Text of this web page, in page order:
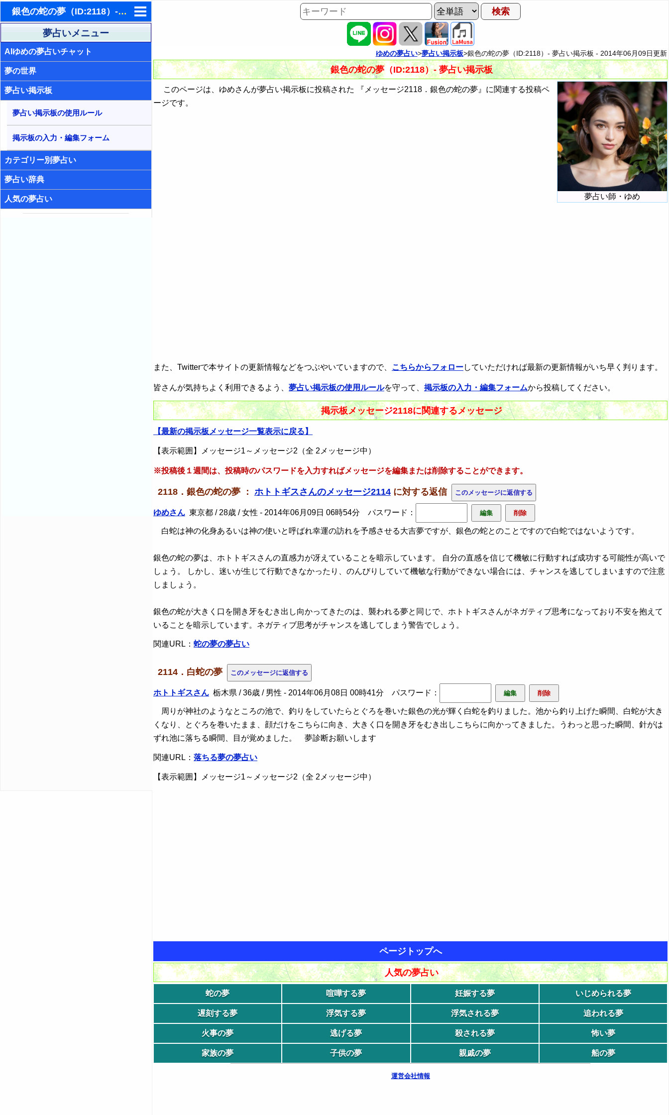
銀色の蛇の夢（ID:2118）- 夢占い掲示板
東洋・西洋占星術
ホラリー占星術
手相占いで未来診断
タロットカードで無料占い
命名の姓名判断
飛星派風水で住宅開運
男と女の心理学と心理テスト
夢占いメニュー
AIゆめの夢占いチャット
夢の世界
夢占い掲示板
夢占い掲示板の使用ルール
掲示板の入力・編集フォーム
カテゴリー別夢占い
夢占い辞典
人気の夢占い
ゆめの夢占い>夢占い掲示板>銀色の蛇の夢（ID:2118）- 夢占い掲示板 - 2014年06月09日更新
銀色の蛇の夢（ID:2118）- 夢占い掲示板
夢占い師・ゆめ
このページは、ゆめさんが夢占い掲示板に投稿された 『メッセージ2118．銀色の蛇の夢』に関連する投稿ペ
ージです。
また、Twitterで本サイトの更新情報などをつぶやいていますので、 こちらからフォローしていただければ最新の更新情報がいち早く判ります。
皆さんが気持ちよく利用できるよう、 夢占い掲示板の使用ルールを守って、 掲示板の入力・編集フォームから投稿してください。
掲示板メッセージ2118に関連するメッセージ
【最新の掲示板メッセージ一覧表示に戻る】
【表示範囲】メッセージ1～メッセージ2（全 2メッセージ中）
※投稿後１週間は、投稿時のパスワードを入力すればメッセージを編集または削除することができます。
2118．銀色の蛇の夢 ： ホトトギスさんのメッセージ2114に対する返信
ゆめさん 東京都 / 28歳 / 女性 - 2014年06月09日 06時54分 パスワード：
白蛇は神の化身あるいは神の使いと呼ばれ幸運の訪れを予感させる大吉夢ですが、銀色の蛇とのことですので白蛇ではないようです。
銀色の蛇の夢は、ホトトギスさんの直感力が冴えていることを暗示しています。 自分の直感を信じて機敏に行動すれば成功する可能性が高いで
しょう。 しかし、迷いが生じて行動できなかったり、のんびりしていて機敏な行動ができない場合には、チャンスを逃してしまいますので注意
しましょう。
銀色の蛇が大きく口を開き牙をむき出し向かってきたのは、襲われる夢と同じで、ホトトギスさんがネガティブ思考になっており不安を抱えて
いることを暗示しています。ネガティブ思考がチャンスを逃してしまう警告でしょう。
関連URL： 蛇の夢の夢占い
2114．白蛇の夢
ホトトギスさん 栃木県 / 36歳 / 男性 - 2014年06月08日 00時41分 パスワード：
周りが神社のようなところの池で、釣りをしていたらとぐろを巻いた銀色の光が輝く白蛇を釣りました。池から釣り上げた瞬間、白蛇が大き
くなり、とぐろを巻いたまま、顔だけをこちらに向き、大きく口を開き牙をむき出しこちらに向かってきました。うわっと思った瞬間、針がは
ずれ池に落ちる瞬間、目が覚めました。 夢診断お願いします
関連URL： 落ちる夢の夢占い
【表示範囲】メッセージ1～メッセージ2（全 2メッセージ中）
ページトップへ
人気の夢占い
蛇の夢 喧嘩する夢 妊娠する夢 いじめられる夢
遅刻する夢 浮気する夢 浮気される夢 追われる夢
火事の夢 逃げる夢 殺される夢 怖い夢
家族の夢 子供の夢 親戚の夢 船の夢
運営会社情報